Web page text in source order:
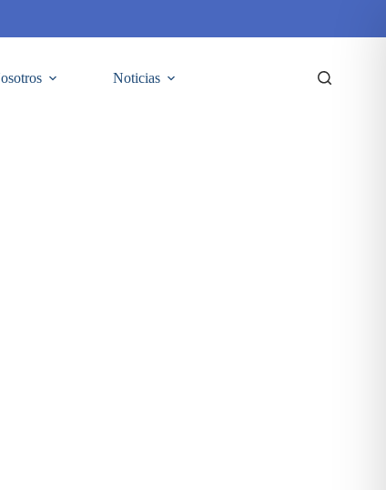
Noticias